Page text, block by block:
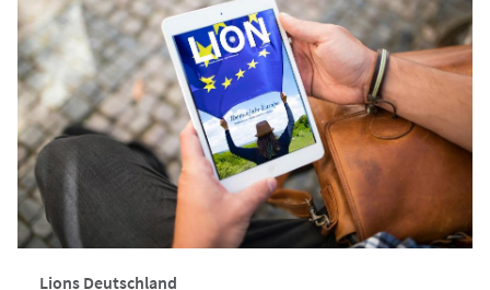
Lions Deutschland